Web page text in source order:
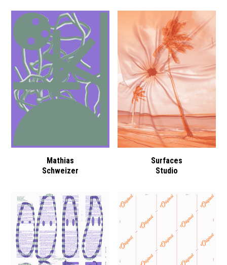
Mathias
Schweizer
Surfaces
Studio